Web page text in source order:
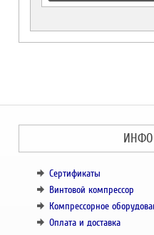
Сертификаты
Винтовой компрессор
Компрессорное
Оплата и доставка